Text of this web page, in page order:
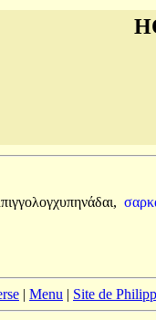
| Menu | Site de